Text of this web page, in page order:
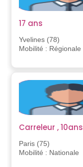
17 ans
Yvelines (78)
Mobilité : Régionale
Carreleur , 10ans
Paris (75)
Mobilité : Nationale